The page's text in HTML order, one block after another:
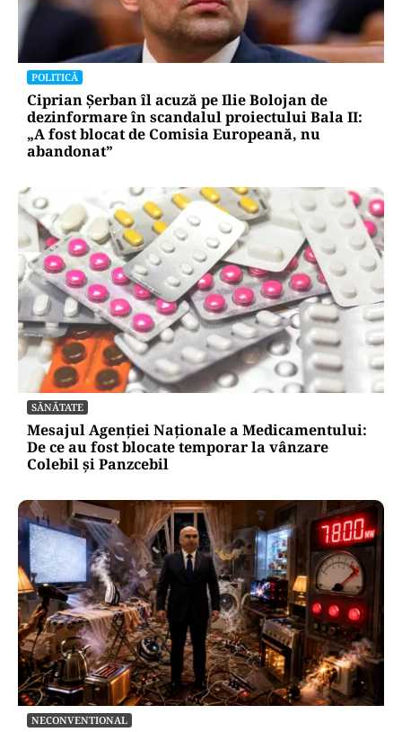
POLITICĂ
Ciprian Șerban îl acuză pe Ilie Bolojan de
dezinformare în scandalul proiectului Bala II:
„A fost blocat de Comisia Europeană, nu
abandonat”
SĂNĂTATE
Mesajul Agenției Naționale a Medicamentului:
De ce au fost blocate temporar la vânzare
Colebil și Panzcebil
NECONVENTIONAL